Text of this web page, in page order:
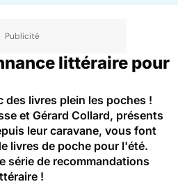
littéraire pour
des livres plein les poches !
et Gérard Collard, présents
leur caravane, vous font
livres de poche pour l'été.
série de recommandations
!